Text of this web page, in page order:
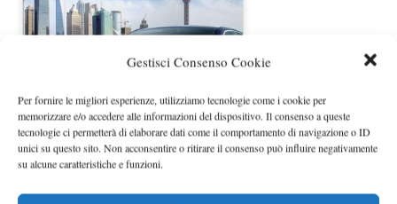
Gestisci Consenso Cookie
Per fornire le migliori esperienze, utilizziamo tecnologie come i cookie per
memorizzare e/o accedere alle informazioni del dispositivo. Il consenso a queste
tecnologie ci permetterà di elaborare dati come il comportamento di navigazione o ID
unici su questo sito. Non acconsentire o ritirare il consenso può influire negativamente
su alcune caratteristiche e funzioni.
Porsche Panamera S Hybrid a
Ginevra